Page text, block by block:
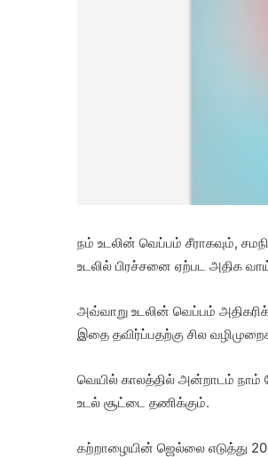
நம் உடலின் வெப்பம் சீராகவும்,
உடலில் பிரச்சனை ஏற்பட அதிக
அவ்வாறு உடலின் வெப்பம்
இதை தவிர்ப்பதற்கு சில
வெயில் காலத்தில் அன்றாடம்
உடல் சூட்டை தணிக்கும்.
கற்றாழையின் ஜெல்லை எடுத்து 20